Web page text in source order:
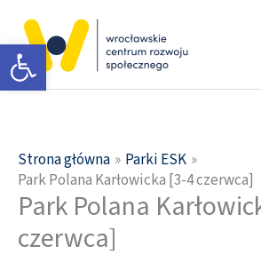
Otwórz pasek narzędzi
treści
Strona główna
Parki ESK
Park Polana Karłowicka [3-4 czerwca]
Park Polana
czerwca]